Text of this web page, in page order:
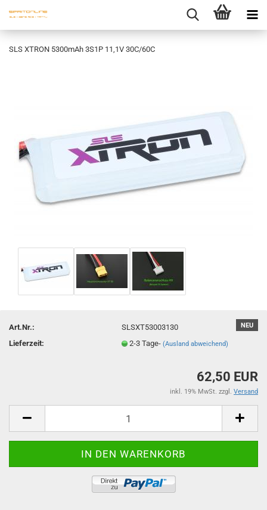
SLS XTRON 5300mAh 3S1P 11,1V 30C/60C
NEU
Art.Nr.:
SLSXT53003130
Lieferzeit:
2-3 Tage-(Ausland abweichend)
62,50 EUR
inkl. 19% MwSt. zzgl. Versand